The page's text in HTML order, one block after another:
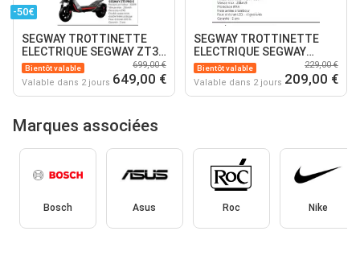
-50€
SEGWAY TROTTINETTE
ELECTRIQUE SEGWAY ZT3
PRO E
Bientôt valable
Valable dans 2 jours
699,00 €
649,00 €
SEGWAY TROTTINETTE
ELECTRIQUE SEGWAY
NINEBOT E2 E II
Bientôt valable
Valable dans 2 jours
229,00 €
209,00 €
Marques associées
Bosch Asus Roc Nike